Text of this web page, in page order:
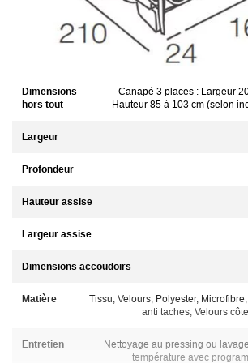
Dimensions
hors tout
Canapé 3 places : Largeur
Hauteur 85 à 103 cm (selon
Largeur
Profondeur
Hauteur assise
Largeur assise
Dimensions accoudoirs
Matière
Tissu, Velours, Polyester,
anti taches, Velours
Entretien
Nettoyage au pressing ou
température avec